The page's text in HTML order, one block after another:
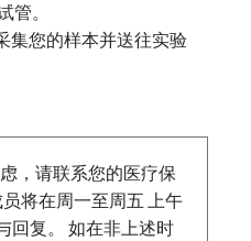
管。
集您的样本并送往实验
，请联系您的医疗保
将在周一至周五 上午
复。
如在非上述时